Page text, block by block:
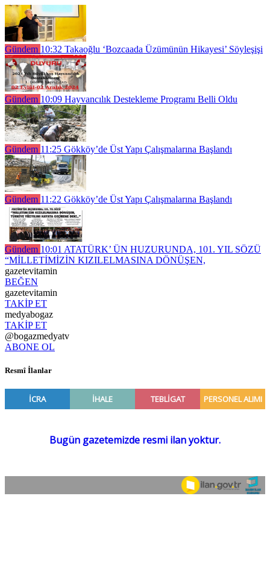
Gündem 10:32 Takaoğlu ‘Bozcaada Üzümünün Hikayesi’ Söyleşişi
Gündem 10:09 Hayvancılık Destekleme Programı Belli Oldu
Gündem 11:25 Gökköy’de Üst Yapı Çalışmalarına Başlandı
Gündem 11:22 Gökköy’de Üst Yapı Çalışmalarına Başlandı
Gündem 10:01 ATATÜRK’ ÜN HUZURUNDA, 101. YIL SÖZÜ
“MİLLETİMİZİN KIZILELMASINA DÖNÜŞEN,
gazetevitamin
BEĞEN
gazetevitamin
TAKİP ET
medyabogaz
TAKİP ET
@bogazmedyatv
ABONE OL
Resmî İlanlar